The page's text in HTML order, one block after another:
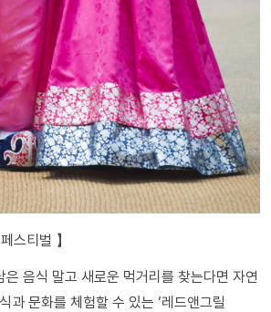
스티벌 】
은 음식 말고 새로운 먹거리를 찾는다면 자연
과 문화를 체험할 수 있는 ‘레드앤그릴